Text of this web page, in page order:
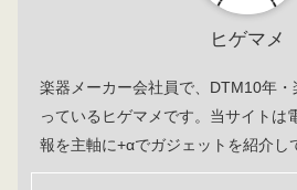
ヒゲマメ
楽器メーカー会社員で、DTM10年
っているヒゲマメです。当サイトは
報を主軸に+αでガジェットを紹介し